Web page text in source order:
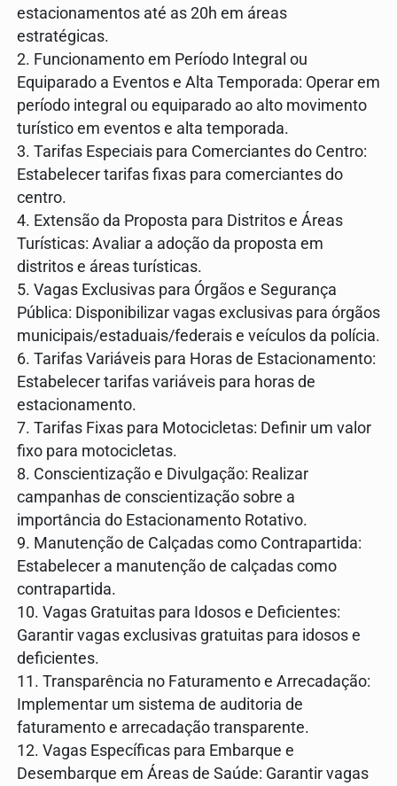
estacionamentos até as 20h em áreas
estratégicas.
2. Funcionamento em Período Integral ou
Equiparado a Eventos e Alta Temporada: Operar em
período integral ou equiparado ao alto movimento
turístico em eventos e alta temporada.
3. Tarifas Especiais para Comerciantes do Centro:
Estabelecer tarifas fixas para comerciantes do
centro.
4. Extensão da Proposta para Distritos e Áreas
Turísticas: Avaliar a adoção da proposta em
distritos e áreas turísticas.
5. Vagas Exclusivas para Órgãos e Segurança
Pública: Disponibilizar vagas exclusivas para órgãos
municipais/estaduais/federais e veículos da polícia.
6. Tarifas Variáveis para Horas de Estacionamento:
Estabelecer tarifas variáveis para horas de
estacionamento.
7. Tarifas Fixas para Motocicletas: Definir um valor
fixo para motocicletas.
8. Conscientização e Divulgação: Realizar
campanhas de conscientização sobre a
importância do Estacionamento Rotativo.
9. Manutenção de Calçadas como Contrapartida:
Estabelecer a manutenção de calçadas como
contrapartida.
10. Vagas Gratuitas para Idosos e Deficientes:
Garantir vagas exclusivas gratuitas para idosos e
deficientes.
11. Transparência no Faturamento e Arrecadação:
Implementar um sistema de auditoria de
faturamento e arrecadação transparente.
12. Vagas Específicas para Embarque e
Desembarque em Áreas de Saúde: Garantir vagas